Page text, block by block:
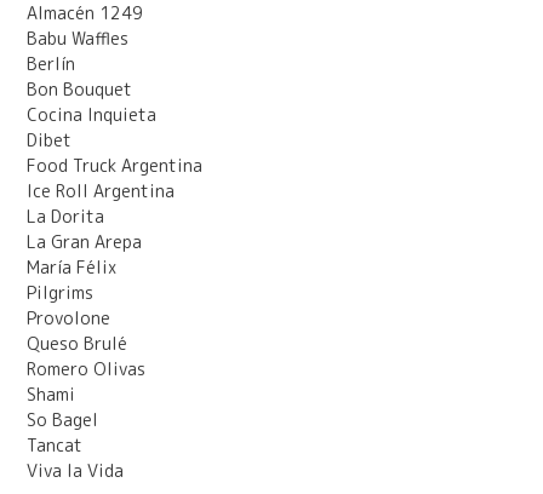
Almacén 1249
Babu Waffles
Berlín
Bon Bouquet
Cocina Inquieta
Dibet
Food Truck Argentina
Ice Roll Argentina
La Dorita
La Gran Arepa
María Félix
Pilgrims
Provolone
Queso Brulé
Romero Olivas
Shami
So Bagel
Tancat
Viva la Vida